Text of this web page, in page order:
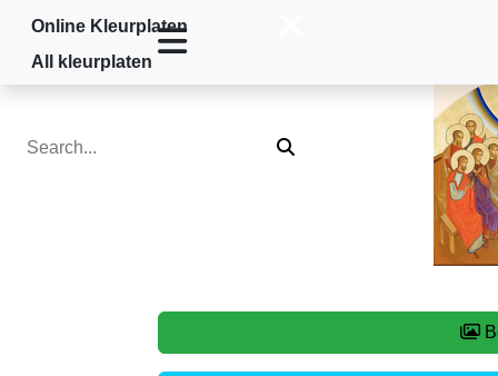
Online Kleurplaten
All kleurplaten
Home